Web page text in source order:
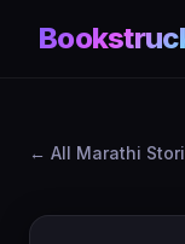
All Marathi